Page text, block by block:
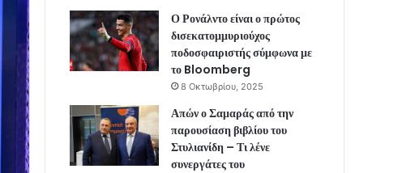
Ο Ρονάλντο είναι ο πρώτος
δισεκατομμυριούχος
ποδοσφαιριστής σύμφωνα με
το Bloomberg
8 Οκτωβρίου, 2025
Απών ο Σαμαράς από την
παρουσίαση βιβλίου του
Στυλιανίδη – Τι λένε
συνεργάτες του